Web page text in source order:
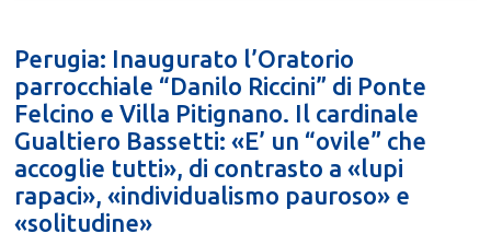
Perugia: Inaugurato l’Oratorio
parrocchiale “Danilo Riccini” di Ponte
Felcino e Villa Pitignano. Il cardinale
Gualtiero Bassetti: «E’ un “ovile” che
accoglie tutti», di contrasto a «lupi
rapaci», «individualismo pauroso» e
«solitudine»